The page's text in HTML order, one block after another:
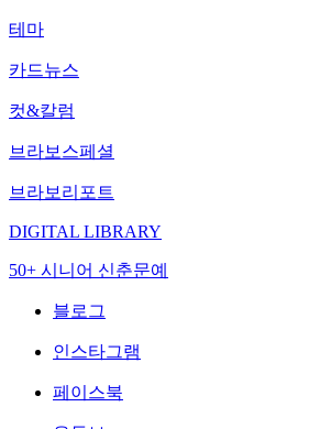
테마
카드뉴스
컷&칼럼
브라보스페셜
브라보리포트
DIGITAL LIBRARY
50+ 시니어 신춘문예
블로그
인스타그램
페이스북